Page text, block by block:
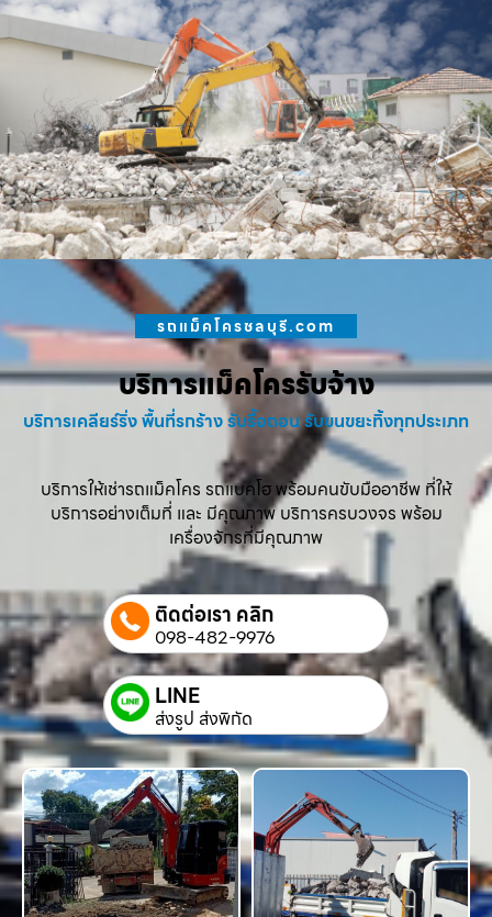
รถแม็คโครชลบุรี.com
บริการแม็คโครรับจ้าง
บริการเคลียร์ริ่ง พื้นที่รกร้าง รับรื้อถอน รับขนขยะทิ้งทุกประเภท
บริการให้เช่ารถแม็คโคร รถแบคโฮ พร้อมคนขับมืออาชีพ ที่ให้
บริการอย่างเต็มที่ และ มีคุณภาพ บริการครบวงจร พร้อม
เครื่องจักรที่มีคุณภาพ
ติดต่อเรา คลิก
098-482-9976
LINE
ส่งรูป ส่งพิกัด